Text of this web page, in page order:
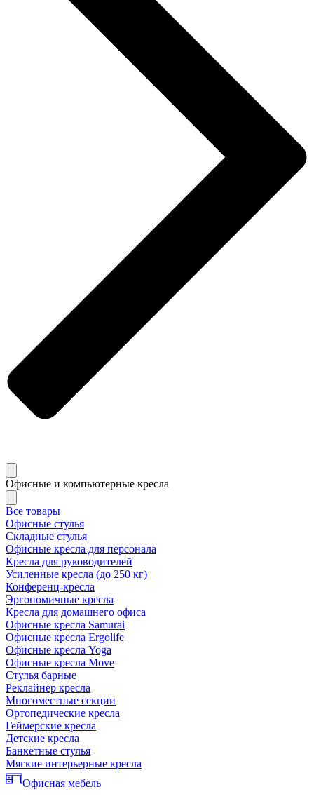
Офисные и компьютерные кресла
Все товары
Офисные стулья
Складные стулья
Офисные кресла для персонала
Кресла для руководителей
Усиленные кресла (до 250 кг)
Конференц-кресла
Эргономичные кресла
Кресла для домашнего офиса
Офисные кресла Samurai
Офисные кресла Ergolife
Офисные кресла Yoga
Офисные кресла Move
Стулья барные
Реклайнер кресла
Многоместные секции
Ортопедические кресла
Геймерские кресла
Детские кресла
Банкетные стулья
Мягкие интерьерные кресла
Офисная мебель